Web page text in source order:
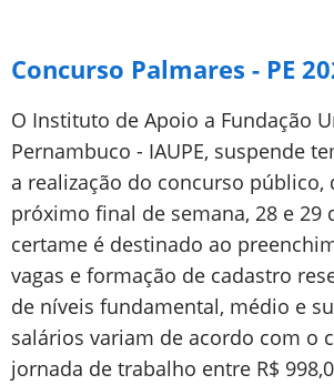
Concurso Palmares - PE
O Instituto de Apoio a Fundação
Pernambuco - IAUPE, suspende
a realização do concurso público,
próximo final de semana, 28 e 29
certame é destinado ao
vagas e formação de cadastro
de níveis fundamental, médio e
salários variam de acordo com o
jornada de trabalho entre R$